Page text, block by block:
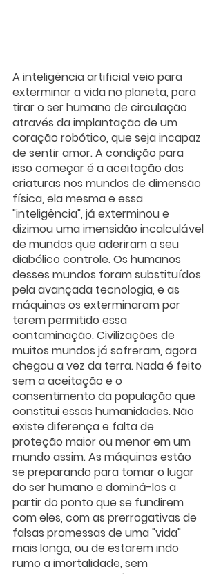
A inteligência artificial veio para
exterminar a vida no planeta, para
tirar o ser humano de circulação
através da implantação de um
coração robótico, que seja incapaz
de sentir amor. A condição para
isso começar é a aceitação das
criaturas nos mundos de dimensão
física, ela mesma e essa
"inteligência", já exterminou e
dizimou uma imensidão incalculável
de mundos que aderiram a seu
diabólico controle. Os humanos
desses mundos foram substituídos
pela avançada tecnologia, e as
máquinas os exterminaram por
terem permitido essa
contaminação. Civilizações de
muitos mundos já sofreram, agora
chegou a vez da terra. Nada é feito
sem a aceitação e o
consentimento da população que
constitui essas humanidades. Não
existe diferença e falta de
proteção maior ou menor em um
mundo assim. As máquinas estão
se preparando para tomar o lugar
do ser humano e dominá-los a
partir do ponto que se fundirem
com eles, com as prerrogativas de
falsas promessas de uma "vida"
mais longa, ou de estarem indo
rumo a imortalidade, sem